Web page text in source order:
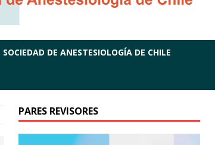
SOCIEDAD DE ANESTESIOLOGÍA DE CHILE
PARES REVISORES